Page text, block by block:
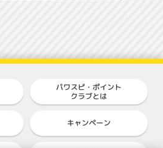
パワスピ・ポイント
クラブとは
キャンペーン